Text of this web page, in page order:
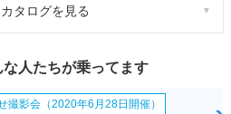
タログを見る
人たちが乗ってます
撮影会（2020年6月28日開催）